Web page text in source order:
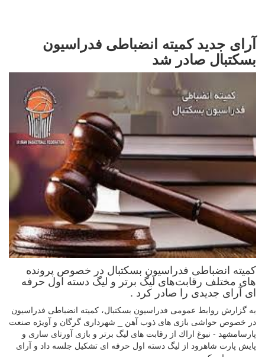
آرای جدید کمیته انضباطی فدراسیون
بسکتبال صادر شد
کمیته انضباطی فدراسیون بسکتبال در خصوص پرونده
های مختلف رقابت‌های لیگ برتر و لیگ دسته اول حرفه
ای آرای جدیدی را صادر کرد .
به گزارش روابط عمومی فدراسیون بسکتبال، کمیته انضباطی فدراسیون
در خصوص حواشی بازی های ذوب آهن _ شهرداری گرگان و آویژه صنعت
پارسامشهد - نبوغ اراك از رقابت های لیگ برتر و بازی آورتای ساری و
پایش پارت شاهرود از لیگ دسته اول حرفه ای تشکیل جلسه داد و آرای